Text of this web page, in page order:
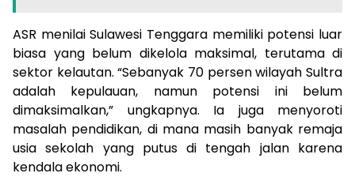
ASR menilai Sulawesi Tenggara memiliki potensi luar
biasa yang belum dikelola maksimal, terutama di
sektor kelautan. “Sebanyak 70 persen wilayah Sultra
adalah kepulauan, namun potensi ini belum
dimaksimalkan,” ungkapnya. Ia juga menyoroti
masalah pendidikan, di mana masih banyak remaja
usia sekolah yang putus di tengah jalan karena
kendala ekonomi.